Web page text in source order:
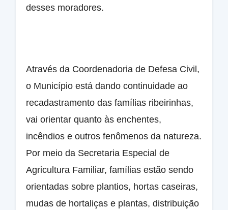
desses moradores.
Através da Coordenadoria de Defesa Civil,
o Município está dando continuidade ao
recadastramento das famílias ribeirinhas,
vai orientar quanto às enchentes,
incêndios e outros fenômenos da natureza.
Por meio da Secretaria Especial de
Agricultura Familiar, famílias estão sendo
orientadas sobre plantios, hortas caseiras,
mudas de hortaliças e plantas, distribuição